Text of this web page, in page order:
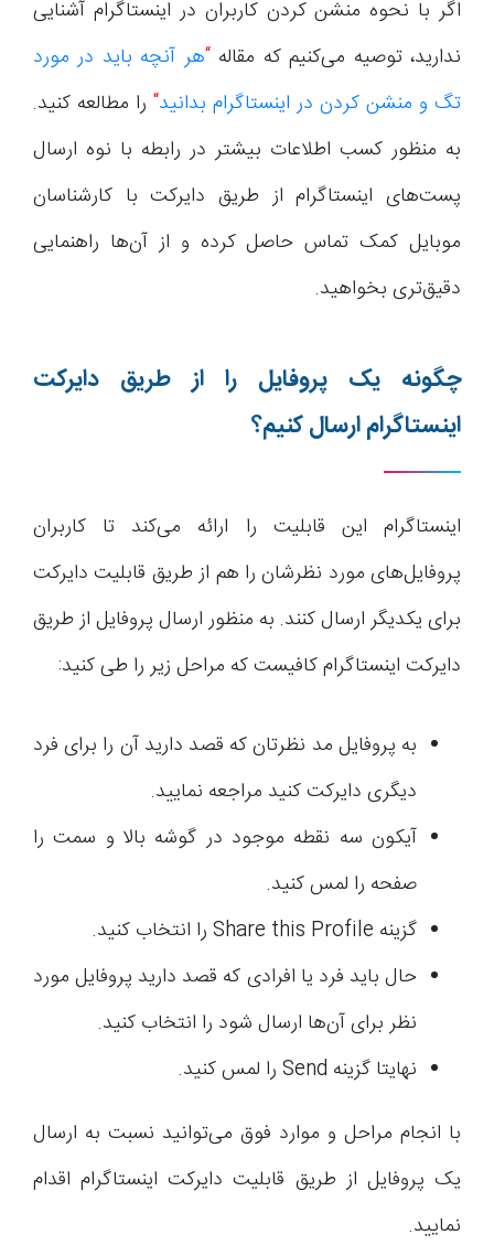
اگر با نحوه منشن کردن کاربران در اینستاگرام آشنایی
ندارید، توصیه می‌کنیم که مقاله“هر آنچه باید در مورد
تگ و منشن کردن در اینستاگرام بدانید“ را مطالعه کنید.
به منظور کسب اطلاعات بیشتر در رابطه با نوه ارسال
پست‌های اینستاگرام از طریق دایرکت با کارشناسان
موبایل کمک تماس حاصل کرده و از آن‌ها راهنمایی
دقیق‌تری بخواهید.
چگونه یک پروفایل را از طریق دایرکت
اینستاگرام ارسال کنیم؟
اینستاگرام این قابلیت را ارائه می‌کند تا کاربران
پروفایل‌های مورد نظرشان را هم از طریق قابلیت دایرکت
برای یکدیگر ارسال کنند. به منظور ارسال پروفایل از طریق
دایرکت اینستاگرام کافیست که مراحل زیر را طی کنید:
به پروفایل مد نظرتان که قصد دارید آن را برای فرد
دیگری دایرکت کنید مراجعه نمایید.
آیکون سه نقطه موجود در گوشه بالا و سمت را
صفحه را لمس کنید.
گزینه Share this Profile را انتخاب کنید.
حال باید فرد یا افرادی که قصد دارید پروفایل مورد
نظر برای آن‌ها ارسال شود را انتخاب کنید.
نهایتا گزینه Send را لمس کنید.
با انجام مراحل و موارد فوق می‌توانید نسبت به ارسال
یک پروفایل از طریق قابلیت دایرکت اینستاگرام اقدام
نمایید.